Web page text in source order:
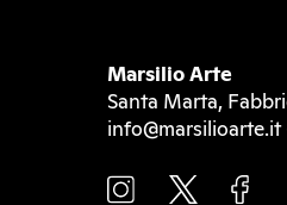
Marsilio Arte
Santa Marta,
info@marsilioarte.it